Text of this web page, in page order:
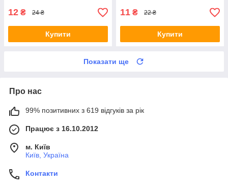
12 ₴ 24 ₴
Купити
11 ₴ 22 ₴
Купити
Показати ще
Про нас
99% позитивних з 619 відгуків за рік
Працює з 16.10.2012
м. Київ
Київ, Україна
Контакти